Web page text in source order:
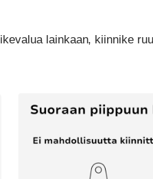
lainkaan, kiinnike